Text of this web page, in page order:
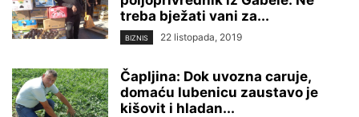
treba bježati vani za...
BIZNIS 22 listopada, 2019
Čapljina: Dok uvozna caruje,
domaću lubenicu zaustavo je
kišovit i hladan...